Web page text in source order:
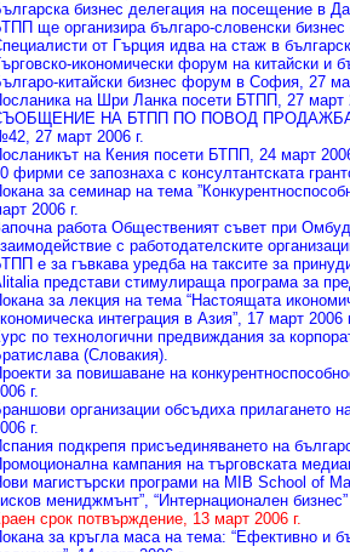
бизнес делегация на посещение в
ще организира българо-словенски
от Гърция идва на стаж в
икономически форум на китайски и
китайски бизнес форум в София , 27
на Шри Ланка посети БТПП
, 27 март
НА БТПП ПО ПОВОД
, 27 март 2006 г.
на Кения посети БТПП
, 24 март
фирми се запознаха с консултантската
за семинар на тема
2006 г.
работа Общественият съвет при
с работодателските
е за гъвкава уредба на таксите за
представи стимулираща програма за
за лекция на тема “Настоящата
интеграция в Азия” , 17 март 2006
по технологични предвиждания за
(Словакия).
за повишаване на
г.
организации обсъдиха прилагането
г.
подкрепя присъединяването на
кампания на търговската
магистърски програми на MIB School of
мениджмънт”, “Интернационален
срок потвърждение, 13 март 2006 г.
за кръгла маса на тема: “Ефективно и